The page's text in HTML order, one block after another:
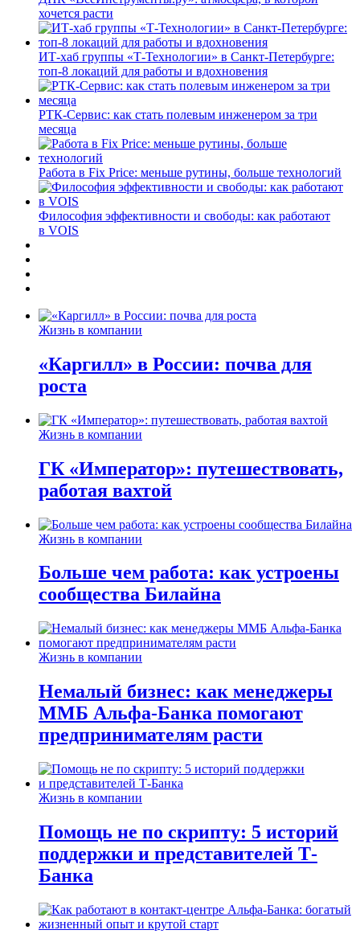
хочется расти
ИТ-хаб группы «Т-Технологии» в Санкт-Петербурге:
топ-8 локаций для работы и вдохновения
РТК-Сервис: как стать полевым инженером за три
месяца
Работа в Fix Price: меньше рутины, больше технологий
Философия эффективности и свободы: как работают
в VOIS
Жизнь в компании
«Каргилл» в России: почва для
роста
Жизнь в компании
ГК «Император»: путешествовать,
работая вахтой
Жизнь в компании
Больше чем работа: как устроены
сообщества Билайна
Жизнь в компании
Немалый бизнес: как менеджеры
ММБ Альфа-Банка помогают
предпринимателям расти
Жизнь в компании
Помощь не по скрипту: 5 историй
поддержки и представителей Т-
Банка